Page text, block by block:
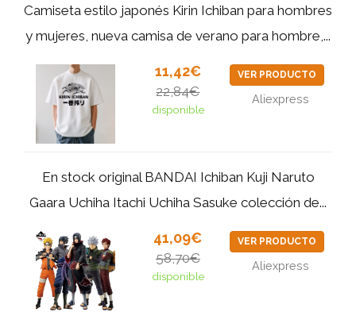
Camiseta estilo japonés Kirin Ichiban para hombres
y mujeres, nueva camisa de verano para hombre,...
11,42€
22,84€
disponible
VER PRODUCTO
Aliexpress
En stock original BANDAI Ichiban Kuji Naruto
Gaara Uchiha Itachi Uchiha Sasuke colección de...
41,09€
58,70€
disponible
VER PRODUCTO
Aliexpress